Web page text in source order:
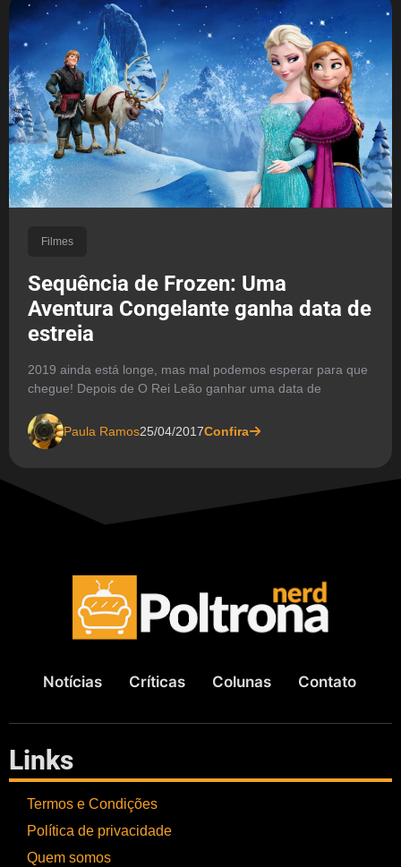
Filmes
Sequência de Frozen: Uma
Aventura Congelante ganha data de
estreia
2019 ainda está longe, mas mal podemos esperar para que
chegue! Depois de O Rei Leão ganhar uma data de
Paula Ramos25/04/2017Confira
Notícias Críticas Colunas Contato
Links
Termos e Condições
Política de privacidade
Quem somos